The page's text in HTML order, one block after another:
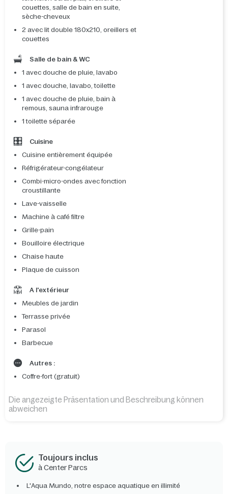
couettes, salle de bain en suite,
sèche-cheveux
2 avec lit double 180x210, oreillers et
couettes
Salle de bain & WC
1 avec douche de pluie, lavabo
1 avec douche, lavabo, toilette
1 avec douche de pluie, bain à
remous, sauna infrarouge
1 toilette séparée
Cuisine
Cuisine entièrement équipée
Réfrigérateur-congélateur
Combi-micro-ondes avec fonction
croustillante
Lave-vaisselle
Machine à café filtre
Grille-pain
Bouilloire électrique
Chaise haute
Plaque de cuisson
A l'extérieur
Meubles de jardin
Terrasse privée
Parasol
Barbecue
Autres :
Coffre-fort (gratuit)
Die angezeigte Präsentation und Beschreibung können
abweichen
Toujours inclus
à Center Parcs
L'Aqua Mundo, notre espace aquatique en illimité